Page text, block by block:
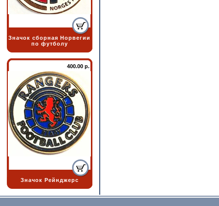
Значок сборная Норвегии
по футболу
400.00 р.
Значок Рейнджерс